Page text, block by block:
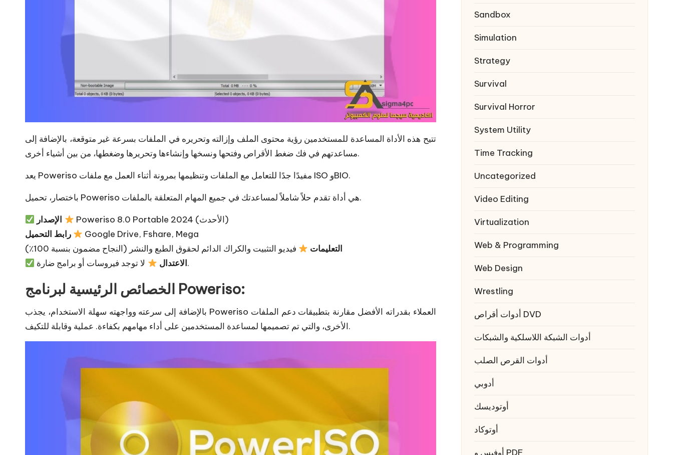
تتيح هذه الأداة المساعدة للمستخدمين رؤية محتوى الملف وإزالته وتحريره في الملفات بسرعة غير متوقعة، بالإضافة إلى
مساعدتهم في فك ضغط الأقراص وفتحها ونسخها وإنشاءها وتحريرها وضغطها، من بين أشياء أخرى.
يعد Poweriso مفيدًا جدًا للتعامل مع الملفات وتنظيمها بمرونة أثناء العمل مع ملفات ISO وBIO.
باختصار، تحميل Poweriso هي أداة تقدم حلاً شاملاً لمساعدتك في جميع المهام المتعلقة بالملفات.
Poweriso 8.0 Portable 2024 (الأحدث)
Google Drive, Fshare, Mega
التعليمات
فيديو التثبيت والكراك الدائم لحقوق الطبع والنشر (النجاح مضمون بنسبة 100٪)
الاعتداللا توجد فيروسات أو برامج ضارة.
الخصائص الرئيسية لبرنامج Poweriso:
بالإضافة إلى سرعته وواجهته سهلة الاستخدام، يجذب Poweriso العملاء بقدراته الأفضل مقارنة بتطبيقات دعم الملفات
الأخرى، والتي تم تصميمها لمساعدة المستخدمين على أداء مهامهم بكفاءة. عملية وقابلة للتكيف.
Sandbox
Simulation
Strategy
Survival
Survival Horror
System Utility
Time Tracking
Uncategorized
Video Editing
Virtualization
Web & Programming
Web Design
Wrestling
أدوات أقراص DVD
أدوات الشبكة اللاسلكية والشبكات
أدوات القرص الصلب
أدوبي
أوتوديسك
أوتوكاد
أوفيس و PDF